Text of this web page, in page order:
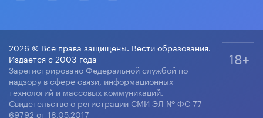
2026 © Все права защищены. Вести образования.
Издается с 2003 года
Зарегистрировано Федеральной службой по
надзору в сфере связи, информационных
технологий и массовых коммуникаций.
Свидетельство о регистрации СМИ ЭЛ № ФС 77-
69792 от 18.05.2017
18+